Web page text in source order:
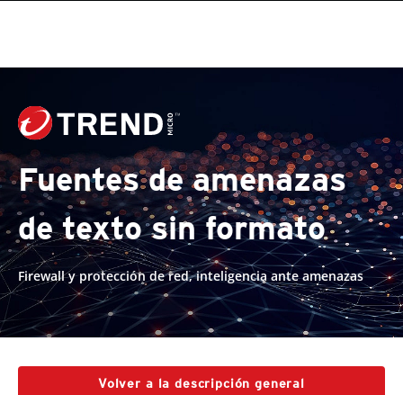
Fuentes de amenazas
de texto sin formato
Firewall y protección de red, inteligencia ante amenazas
Volver a la descripción general
Products